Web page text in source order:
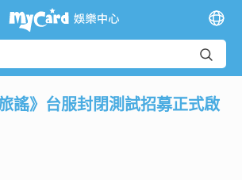
謠》台服封閉測試招募正式啟